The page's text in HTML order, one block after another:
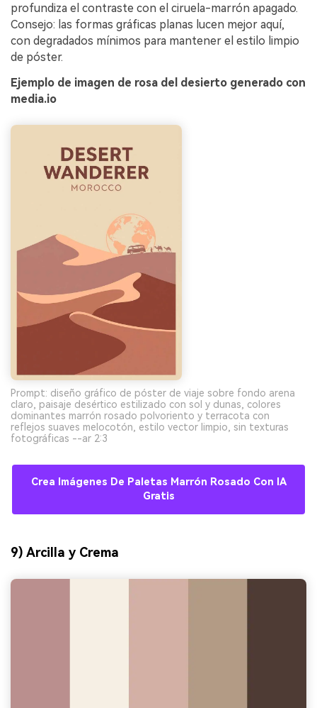
profundiza el contraste con el ciruela-marrón apagado.
Consejo: las formas gráficas planas lucen mejor aquí,
con degradados mínimos para mantener el estilo limpio
de póster.
Ejemplo de imagen de rosa del desierto generado con
media.io
Prompt: diseño gráfico de póster de viaje sobre fondo arena
claro, paisaje desértico estilizado con sol y dunas, colores
dominantes marrón rosado polvoriento y terracota con
reflejos suaves melocotón, estilo vector limpio, sin texturas
fotográficas --ar 2:3
Crea Imágenes De Paletas Marrón Rosado Con IA
Gratis
9) Arcilla y Crema